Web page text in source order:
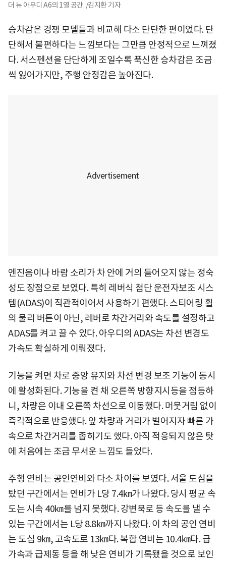
더 뉴 아우디 A6의 1열 공간. /김지환 기자
승차감은 경쟁 모델들과 비교해 다소 단단한 편이었다. 단
단해서 불편하다는 느낌보다는 그만큼 안정적으로 느껴졌
다. 서스펜션을 단단하게 조일수록 푹신한 승차감은 조금
씩 잃어가지만, 주행 안정감은 높아진다.
엔진음이나 바람 소리가 차 안에 거의 들어오지 않는 정숙
성도 장점으로 보였다. 특히 레버식 첨단 운전자보조 시스
템(ADAS)이 직관적이어서 사용하기 편했다. 스티어링 휠
의 물리 버튼이 아닌, 레버로 차간거리와 속도를 설정하고
ADAS를 켜고 끌 수 있다. 아우디의 ADAS는 차선 변경도
가속도 확실하게 이뤄졌다.
기능을 켜면 차로 중앙 유지와 차선 변경 보조 기능이 동시
에 활성화된다. 기능을 켠 채 오른쪽 방향지시등을 점등하
니, 차량은 이내 오른쪽 차선으로 이동했다. 머뭇거림 없이
즉각적으로 반응했다. 앞 차량과 거리가 벌어지자 빠른 가
속으로 차간거리를 좁히기도 했다. 아직 적응되지 않은 탓
에 처음에는 조금 무서운 느낌도 들었다.
주행 연비는 공인연비와 다소 차이를 보였다. 서울 도심을
탔던 구간에서는 연비가 L당 7.4㎞가 나왔다. 당시 평균 속
도는 시속 40㎞를 넘지 못했다. 강변북로 등 속도를 낼 수
있는 구간에서는 L당 8.8㎞까지 나왔다. 이 차의 공인 연비
는 도심 9㎞, 고속도로 13㎞다. 복합 연비는 10.4㎞다. 급
가속과 급제동 등을 해 낮은 연비가 기록됐을 것으로 보인